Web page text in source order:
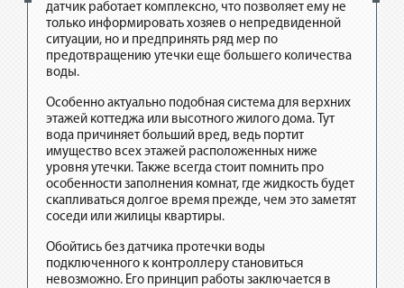
датчик работает комплексно, что позволяет ему не
только информировать хозяев о непредвиденной
ситуации, но и предпринять ряд мер по
предотвращению утечки еще большего количества
воды.
Особенно актуально подобная система для верхних
этажей коттеджа или высотного жилого дома. Тут
вода причиняет больший вред, ведь портит
имущество всех этажей расположенных ниже
уровня утечки. Также всегда стоит помнить про
особенности заполнения комнат, где жидкость будет
скапливаться долгое время прежде, чем это заметят
соседи или жилицы квартиры.
Обойтись без датчика протечки воды
подключенного к контроллеру становиться
невозможно. Его принцип работы заключается в